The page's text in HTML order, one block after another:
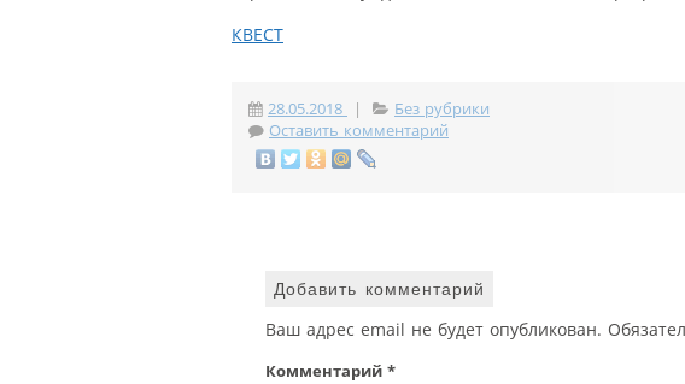
КВЕСТ
28.05.2018 |
Без рубрики
Оставить комментарий
Добавить комментарий
Ваш адрес email не будет опубликован.
Комментарий *